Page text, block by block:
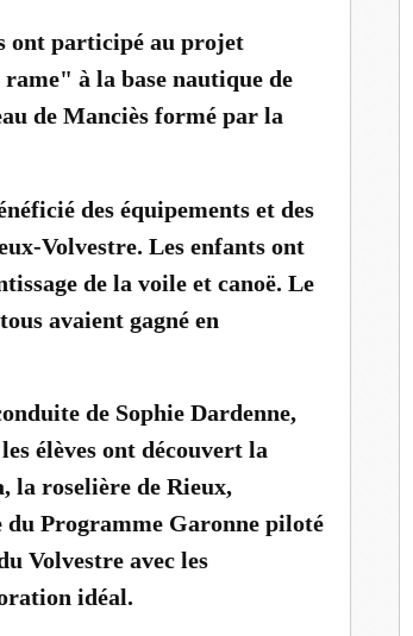
ont participé au projet
à la base nautique de
de Manciès formé par la
des équipements et des
Volvestre. Les enfants ont
de la voile et canoë. Le
avaient gagné en
de Sophie Dardenne,
élèves ont découvert la
la roselière de Rieux,
du Programme Garonne piloté
Volvestre avec les
idéal.